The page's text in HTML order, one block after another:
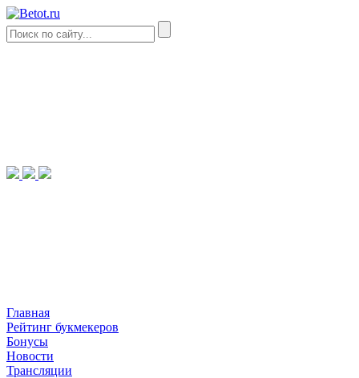
Главная
Рейтинг букмекеров
Бонусы
Новости
Трансляции